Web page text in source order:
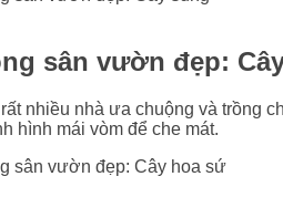
sân vườn đẹp:
nhiều nhà ưa chuộng và trồng
hình mái vòm để che mát.